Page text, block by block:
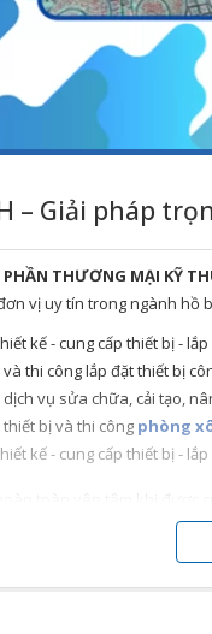
– Giải pháp
PHẦN THƯƠNG MẠI KỸ
vị uy tín trong ngành hồ
kế - cung cấp thiết bị -
và thi công lắp đặt thiết bị
dịch vụ sửa chữa, cải tạo,
thiết bị và thi công phòng
kế - cung cấp thiết bị -
bảo tiến độ, chất lượng